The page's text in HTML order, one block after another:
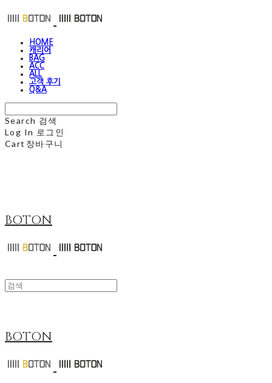
HOME
캐리어
BAG
ACC
ALL
고객 후기
Q&A
Search 검색
Log In 로그인
Cart 장바구니
BOTON
BOTON